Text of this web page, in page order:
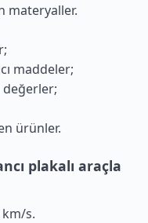
materyaller.
maddeler;
ürünler.
plakalı araçla
km/s.